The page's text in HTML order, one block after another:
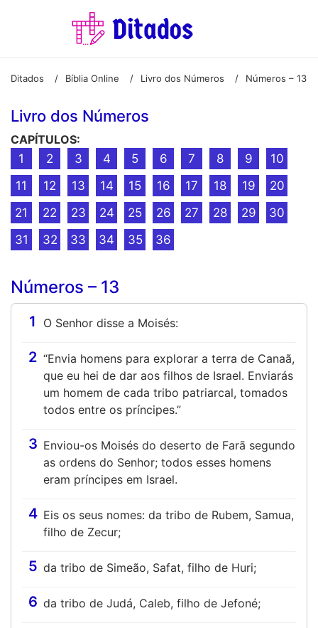
Ditados / Bíblia Online / Livro dos Números / Números – 13
Livro dos Números
CAPÍTULOS:
1
2 3 4 5 6 7 8 9
10
11
12 13 14 15 16 17 18 19
20
21
22 23 24 25 26 27 28 29
30
31
32 33 34 35 36
Números – 13
1 O Senhor disse a Moisés:
2 “Envia homens para explorar a terra de Canaã,
que eu hei de dar aos filhos de Israel. Enviarás
um homem de cada tribo patriarcal, tomados
todos entre os príncipes.”
3 Enviou-os Moisés do deserto de Farã segundo
as ordens do Senhor; todos esses homens
eram príncipes em Israel.
4 Eis os seus nomes: da tribo de Rubem, Samua,
filho de Zecur;
5 da tribo de Simeão, Safat, filho de Huri;
6 da tribo de Judá, Caleb, filho de Jefoné;